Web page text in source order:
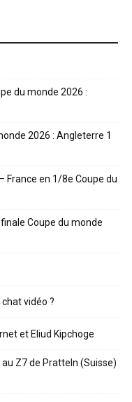
du monde 2026 :
2026 : Angleterre 1
France en 1/8e Coupe du
Coupe du monde
vidéo ?
et Eliud Kipchoge
Z7 de Pratteln (Suisse)